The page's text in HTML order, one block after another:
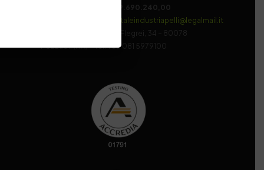
9.690.240,00
stazionesperimentaleindustriapelli@legalmail.it
Via Campi Flegrei, 34 – 80078
Pozzuoli (NA) – Tel. +39 081 5979100